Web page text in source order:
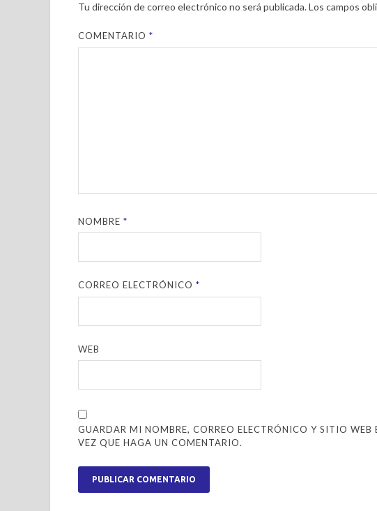
Tu dirección de correo electrónico no será publicada.Los campos
COMENTARIO*
NOMBRE*
CORREO ELECTRÓNICO*
WEB
GUARDAR MI NOMBRE, CORREO ELECTRÓNICO Y SITIO WEB
VEZ QUE HAGA UN COMENTARIO.